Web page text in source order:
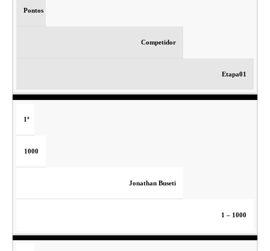
Pontos
Competidor
Etapa01
1º
1000
Jonathan Buseti
1 – 1000